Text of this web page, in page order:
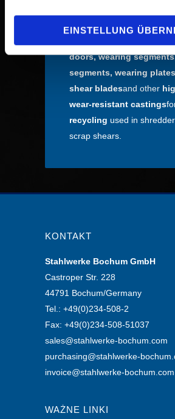
EINSTELLUNG
protection caps, impact
doors, wearing
segments, wearing
shear bladesand other
wear-resistant castings
recycling used in
scrap shears.
KONTAKT
Stahlwerke Bochum GmbH
Castroper Str. 228
44791 Bochum/Germany
Tel.: +49(0)234-508-2
Fax: +49(0)234-508-51037
sales@stahlwerke-bochum.com
purchasing@stahlwerke-
invoice@stahlwerke-bochum.com
WAŻNE LINKI